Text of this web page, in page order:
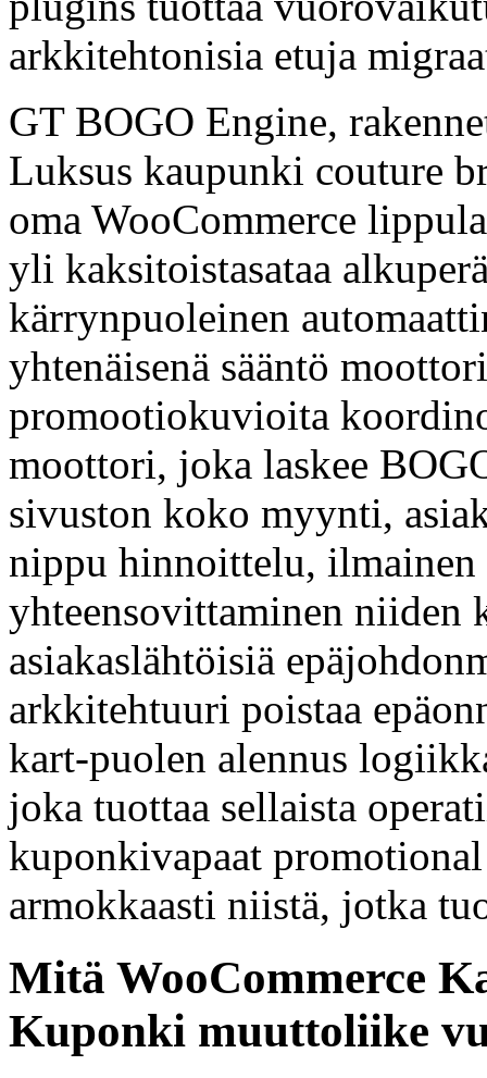
arkkitehtonisia etuja
GT BOGO Engine,
Luksus kaupunki couture
oma WooCommerce
yli kaksitoistasataa
kärrynpuoleinen
yhtenäisenä sääntö
promootiokuvioita
moottori, joka laskee
sivuston koko myynti,
nippu hinnoittelu, ilmainen
yhteensovittaminen niiden
asiakaslähtöisiä
arkkitehtuuri poistaa
kart-puolen alennus
joka tuottaa sellaista
kuponkivapaat
armokkaasti niistä, jotka
Mitä WooCommerce
Kuponki muuttoliike